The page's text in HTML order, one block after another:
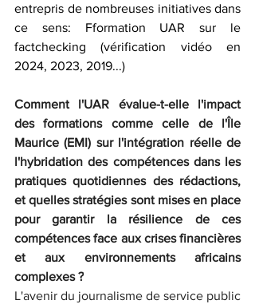
entrepris de nombreuses initiatives dans
ce sens: Fformation UAR sur le
factchecking (vérification vidéo en
2024, 2023, 2019...)
Comment l'UAR évalue-t-elle l'impact
des formations comme celle de l'Île
Maurice (EMI) sur l'intégration réelle de
l'hybridation des compétences dans les
pratiques quotidiennes des rédactions,
et quelles stratégies sont mises en place
pour garantir la résilience de ces
compétences face aux crises financières
et aux environnements africains
complexes ?
L'avenir du journalisme de service public